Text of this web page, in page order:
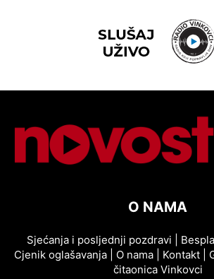
O NAMA
Sjećanja i posljednji pozdravi
Cjenik oglašavanja| O nama| Kontakt|
čitaonica Vinkovci